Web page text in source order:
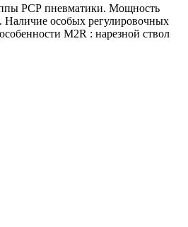
РСР пневматики. Мощность
Наличие особых регулировочных
М2R : нарезной ствол